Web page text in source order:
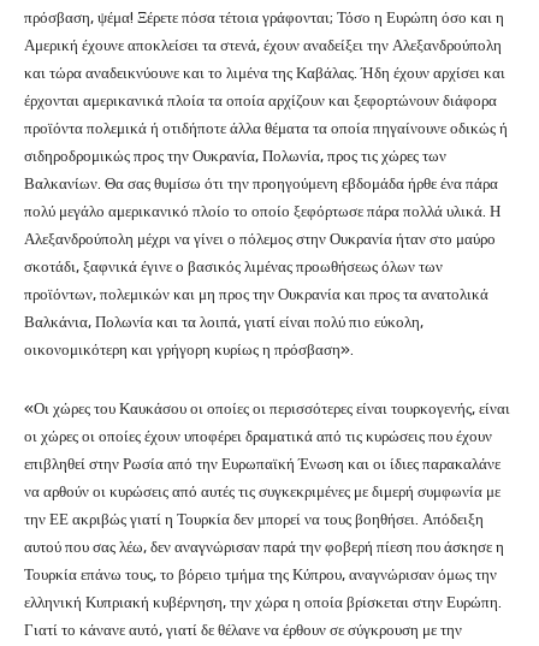
πρόσβαση, ψέμα! Ξέρετε πόσα τέτοια γράφονται; Τόσο η Ευρώπη όσο και η
Αμερική έχουνε αποκλείσει τα στενά, έχουν αναδείξει την Αλεξανδρούπολη
και τώρα αναδεικνύουνε και το λιμένα της Καβάλας. Ήδη έχουν αρχίσει και
έρχονται αμερικανικά πλοία τα οποία αρχίζουν και ξεφορτώνουν διάφορα
προϊόντα πολεμικά ή οτιδήποτε άλλα θέματα τα οποία πηγαίνουνε οδικώς ή
σιδηροδρομικώς προς την Ουκρανία, Πολωνία, προς τις χώρες των
Βαλκανίων. Θα σας θυμίσω ότι την προηγούμενη εβδομάδα ήρθε ένα πάρα
πολύ μεγάλο αμερικανικό πλοίο το οποίο ξεφόρτωσε πάρα πολλά υλικά. Η
Αλεξανδρούπολη μέχρι να γίνει ο πόλεμος στην Ουκρανία ήταν στο μαύρο
σκοτάδι, ξαφνικά έγινε ο βασικός λιμένας προωθήσεως όλων των
προϊόντων, πολεμικών και μη προς την Ουκρανία και προς τα ανατολικά
Βαλκάνια, Πολωνία και τα λοιπά, γιατί είναι πολύ πιο εύκολη,
οικονομικότερη και γρήγορη κυρίως η πρόσβαση».
«Οι χώρες του Καυκάσου οι οποίες οι περισσότερες είναι τουρκογενής, είναι
οι χώρες οι οποίες έχουν υποφέρει δραματικά από τις κυρώσεις που έχουν
επιβληθεί στην Ρωσία από την Ευρωπαϊκή Ένωση και οι ίδιες παρακαλάνε
να αρθούν οι κυρώσεις από αυτές τις συγκεκριμένες με διμερή συμφωνία με
την ΕΕ ακριβώς γιατί η Τουρκία δεν μπορεί να τους βοηθήσει. Απόδειξη
αυτού που σας λέω, δεν αναγνώρισαν παρά την φοβερή πίεση που άσκησε η
Τουρκία επάνω τους, το βόρειο τμήμα της Κύπρου, αναγνώρισαν όμως την
ελληνική Κυπριακή κυβέρνηση, την χώρα η οποία βρίσκεται στην Ευρώπη.
Γιατί το κάνανε αυτό, γιατί δε θέλανε να έρθουν σε σύγκρουση με την